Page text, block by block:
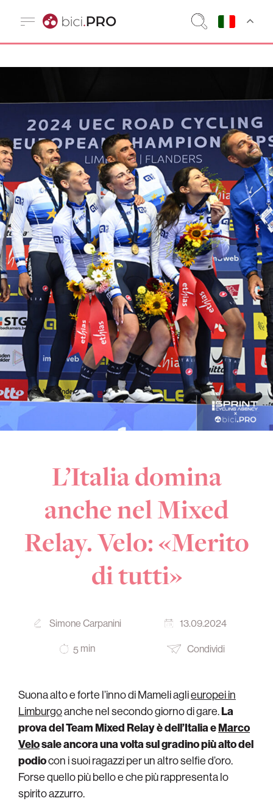
L’Italia domina
anche nel Mixed
Relay. Velo: «Merito
di tutti»
Simone Carpanini 13.09.2024
5 min Condividi
Suona alto e forte l’inno di Mameli aglieuropei in
Limburgoanche nel secondo giorno di gare.La
prova del Team Mixed Relay è dell’Italia eMarco
Velosale ancora una volta sul gradino più alto del
podiocon i suoi ragazzi per un altro selfie d’oro.
Forse quello più bello e che più rappresenta lo
spirito azzurro.